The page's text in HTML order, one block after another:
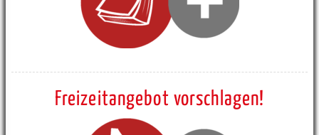
Freizeitangebot vorschlagen!